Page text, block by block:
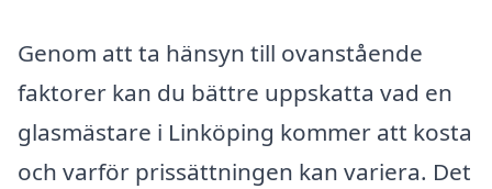
Genom att ta hänsyn till ovanstående
faktorer kan du bättre uppskatta vad en
glasmästare i Linköping kommer att kosta
och varför prissättningen kan variera. Det